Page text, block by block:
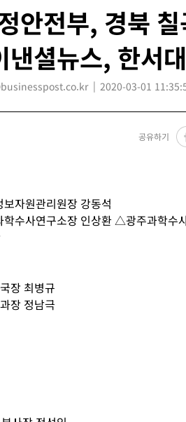
안전부, 경북
낸셜뉴스, 한서대
2020-03-01
공유하기
자원관리원장 강동석
수사연구소장 인상환 △광주과학수
장 최병규
장 정남극